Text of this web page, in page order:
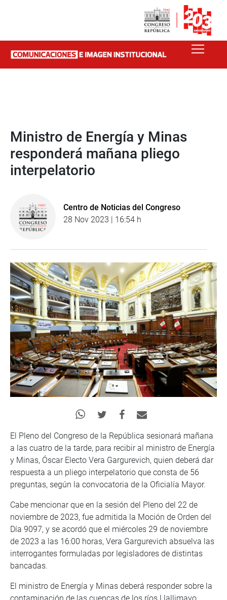
Ministro de Energía y Minas
responderá mañana pliego
interpelatorio
Centro de Noticias del Congreso
28 Nov 2023 | 16:54 h
El Pleno del Congreso de la República sesionará mañana
a las cuatro de la tarde, para recibir al ministro de Energía
y Minas, Óscar Electo Vera Gargurevich, quien deberá dar
respuesta a un pliego interpelatorio que consta de 56
preguntas, según la convocatoria de la Oficialía Mayor.
Cabe mencionar que en la sesión del Pleno del 22 de
noviembre de 2023, fue admitida la Moción de Orden del
Día 9097, y se acordó que el miércoles 29 de noviembre
de 2023 a las 16:00 horas, Vera Gargurevich absuelva las
interrogantes formuladas por legisladores de distintas
bancadas.
El ministro de Energía y Minas deberá responder sobre la
contaminación de las cuencas de los ríos Llallimayo,